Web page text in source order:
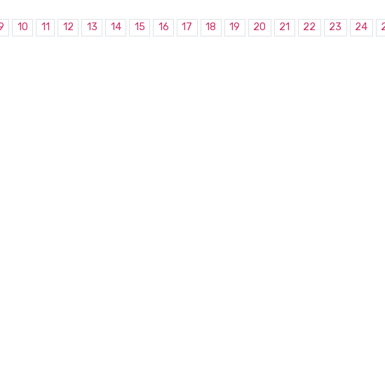
10 11 12 13 14 15 16 17 18 19 20 21 22 23 24